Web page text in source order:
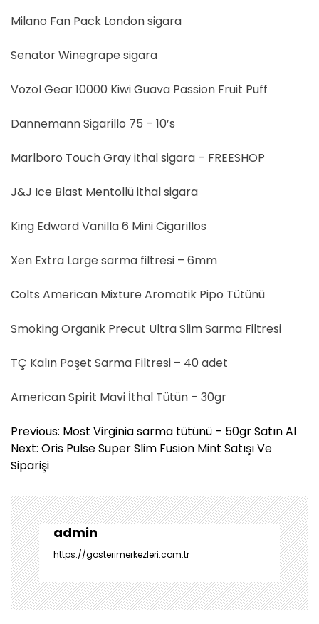
Milano Fan Pack London sigara
Senator Winegrape sigara
Vozol Gear 10000 Kiwi Guava Passion Fruit Puff
Dannemann Sigarillo 75 – 10’s
Marlboro Touch Gray ithal sigara – FREESHOP
J&J Ice Blast Mentollü ithal sigara
King Edward Vanilla 6 Mini Cigarillos
Xen Extra Large sarma filtresi – 6mm
Colts American Mixture Aromatik Pipo Tütünü
Smoking Organik Precut Ultra Slim Sarma Filtresi
TÇ Kalın Poşet Sarma Filtresi – 40 adet
American Spirit Mavi İthal Tütün – 30gr
Y
a
z
g
e
z
i
n
m
e
Previous: Most Virginia sarma tütünü – 50gr Satın Al
Next: Oris Pulse Super Slim Fusion Mint Satışı Ve
Siparişi
admin
https://gosterimerkezleri.com.tr